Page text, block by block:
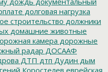
долговая нагрузка
строительство должники
домашние животные
камера дорожные
радар ДОСААФ
ДТП дтп Дудин дым
Коростелев еврейская